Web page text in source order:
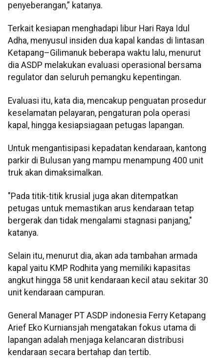
penyeberangan,” katanya.
Terkait kesiapan menghadapi libur Hari Raya Idul
Adha, menyusul insiden dua kapal kandas di lintasan
Ketapang–Gilimanuk beberapa waktu lalu, menurut
dia ASDP melakukan evaluasi operasional bersama
regulator dan seluruh pemangku kepentingan.
Evaluasi itu, kata dia, mencakup penguatan prosedur
keselamatan pelayaran, pengaturan pola operasi
kapal, hingga kesiapsiagaan petugas lapangan.
Untuk mengantisipasi kepadatan kendaraan, kantong
parkir di Bulusan yang mampu menampung 400 unit
truk akan dimaksimalkan.
"Pada titik-titik krusial juga akan ditempatkan
petugas untuk memastikan arus kendaraan tetap
bergerak dan tidak mengalami stagnasi panjang,"
katanya.
Selain itu, menurut dia, akan ada tambahan armada
kapal yaitu KMP Rodhita yang memiliki kapasitas
angkut hingga 58 unit kendaraan kecil atau sekitar 30
unit kendaraan campuran.
General Manager PT ASDP indonesia Ferry Ketapang
Arief Eko Kurniansjah mengatakan fokus utama di
lapangan adalah menjaga kelancaran distribusi
kendaraan secara bertahap dan tertib.